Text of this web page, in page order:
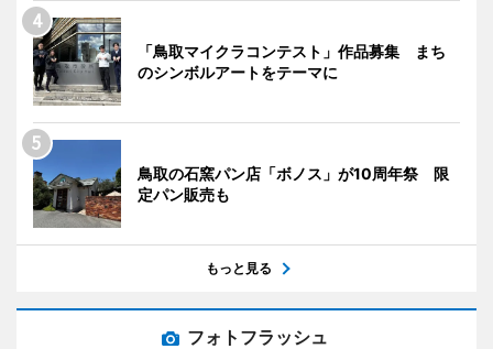
「鳥取マイクラコンテスト」作品募集 まち
のシンボルアートをテーマに
鳥取の石窯パン店「ボノス」が10周年祭 限
定パン販売も
もっと見る
フォトフラッシュ